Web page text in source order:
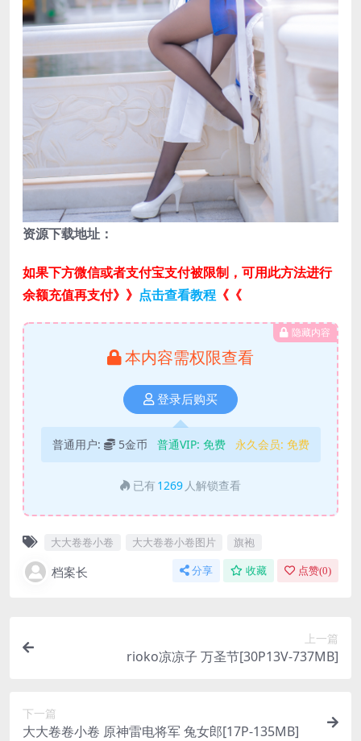
资源下载地址：
如果下方微信或者支付宝支付被限制，可用此方法进行
余额充值再支付》》 点击查看教程 《《
隐藏内容
本内容需权限查看
登录后购买
普通用户: 5金币 普通VIP: 免费 永久会员: 免费
已有 1269 人解锁查看
大大卷卷小卷 大大卷卷小卷图片 旗袍
档案长 分享 收藏 点赞(0)
上一篇
rioko凉凉子 万圣节[30P13V-737MB]
下一篇
大大卷卷小卷 原神雷电将军 兔女郎[17P-135MB]